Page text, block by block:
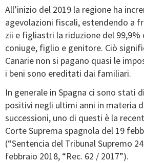
All’inizio del 2019 la regione ha
agevolazioni fiscali, estendendo a
zii e figliastri la riduzione del 99,9%
coniuge, figlio e genitore. Ciò
Canarie non si pagano quasi le
i beni sono ereditati dai familiari.
In generale in Spagna ci sono stati
positivi negli ultimi anni in materia
successioni, uno di questi è la
Corte Suprema spagnola del 19
(“Sentencia del Tribunal Supremo
febbraio 2018, “Rec. 62 / 2017”).